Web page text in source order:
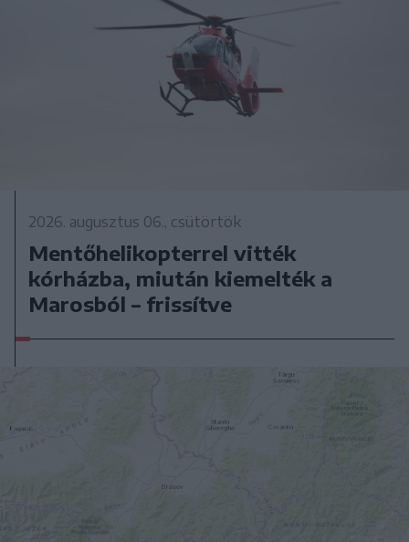
2026. augusztus 06., csütörtök
Mentőhelikopterrel vitték
kórházba, miután kiemelték a
Marosból – frissítve